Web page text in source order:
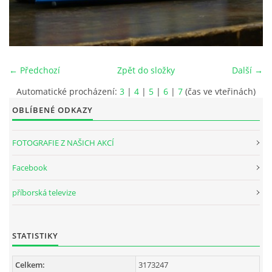
INTERNÍ SEKCE
← Předchozí Další →
Zpět do složky
Automatické procházení: 3 | 4 | 5 | 6 | 7 (čas ve vteřinách)
OBLÍBENÉ ODKAZY
FOTOGRAFIE Z NAŠICH AKCÍ
Facebook
příborská televize
STATISTIKY
Celkem: 3173247